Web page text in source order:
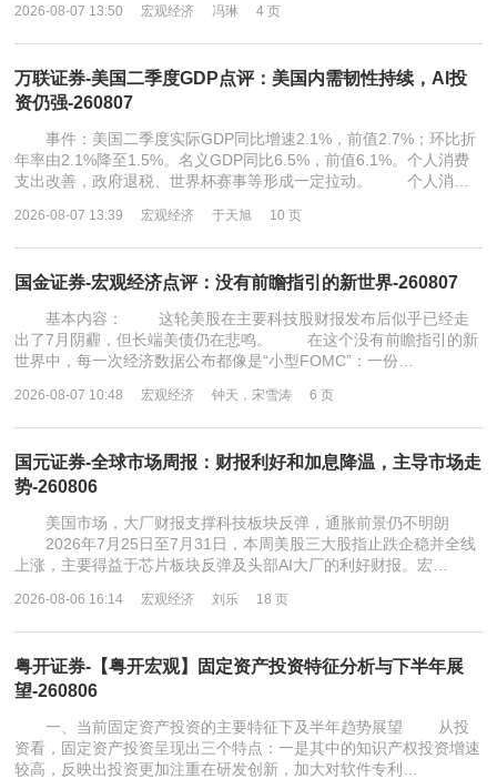
2026-08-07 13:50 宏观经济 冯琳 4 页
万联证券-美国二季度GDP点评：美国内需韧性持续，AI投
资仍强-260807
事件：美国二季度实际GDP同比增速2.1%，前值2.7%；环比折
年率由2.1%降至1.5%。名义GDP同比6.5%，前值6.1%。个人消费
支出改善，政府退税、世界杯赛事等形成一定拉动。 个人消…
2026-08-07 13:39 宏观经济 于天旭 10 页
国金证券-宏观经济点评：没有前瞻指引的新世界-260807
基本内容： 这轮美股在主要科技股财报发布后似乎已经走
出了7月阴霾，但长端美债仍在悲鸣。 在这个没有前瞻指引的新
世界中，每一次经济数据公布都像是“小型FOMC”：一份…
2026-08-07 10:48 宏观经济 钟天，宋雪涛 6 页
国元证券-全球市场周报：财报利好和加息降温，主导市场走
势-260806
美国市场，大厂财报支撑科技板块反弹，通胀前景仍不明朗
2026年7月25日至7月31日，本周美股三大股指止跌企稳并全线
上涨，主要得益于芯片板块反弹及头部AI大厂的利好财报。宏…
2026-08-06 16:14 宏观经济 刘乐 18 页
粤开证券-【粤开宏观】固定资产投资特征分析与下半年展
望-260806
一、当前固定资产投资的主要特征下及半年趋势展望 从投
资看，固定资产投资呈现出三个特点：一是其中的知识产权投资增速
较高，反映出投资更加注重在研发创新，加大对软件专利…